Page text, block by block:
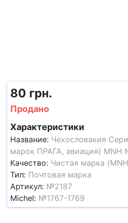
80 грн.
Продано
Характеристики
Название: Чехословакия
марок ПРАГА, авиация) MNH
Качество: Чистая марка
Тип: Почтовая марка
Артикул: №2187
Michel: №1767-1769